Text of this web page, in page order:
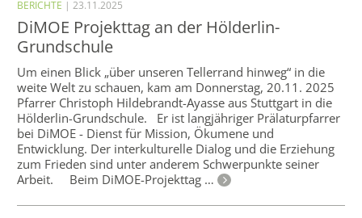
BERICHTE | 23.11.2025
DiMOE Projekttag an der Hölderlin-
Grundschule
Um einen Blick „über unseren Tellerrand hinweg“ in die
weite Welt zu schauen, kam am Donnerstag, 20.11. 2025
Pfarrer Christoph Hildebrandt-Ayasse aus Stuttgart in die
Hölderlin-Grundschule. Er ist langjähriger Prälaturpfarrer
bei DiMOE - Dienst für Mission, Ökumene und
Entwicklung. Der interkulturelle Dialog und die Erziehung
zum Frieden sind unter anderem Schwerpunkte seiner
Arbeit. Beim DiMOE-Projekttag …